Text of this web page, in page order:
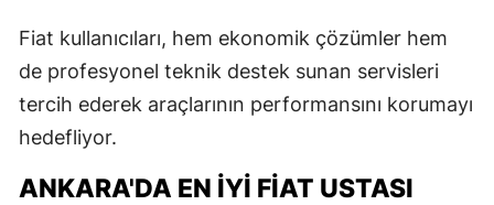
Fiat kullanıcıları, hem ekonomik çözümler hem
de profesyonel teknik destek sunan servisleri
tercih ederek araçlarının performansını korumayı
hedefliyor.
ANKARA'DA EN İYI FIAT USTASI